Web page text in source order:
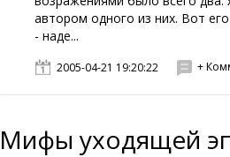
автором одного из них. Вот
- наде...
2005-04-21 19:20:22 +
Мифы уходящей